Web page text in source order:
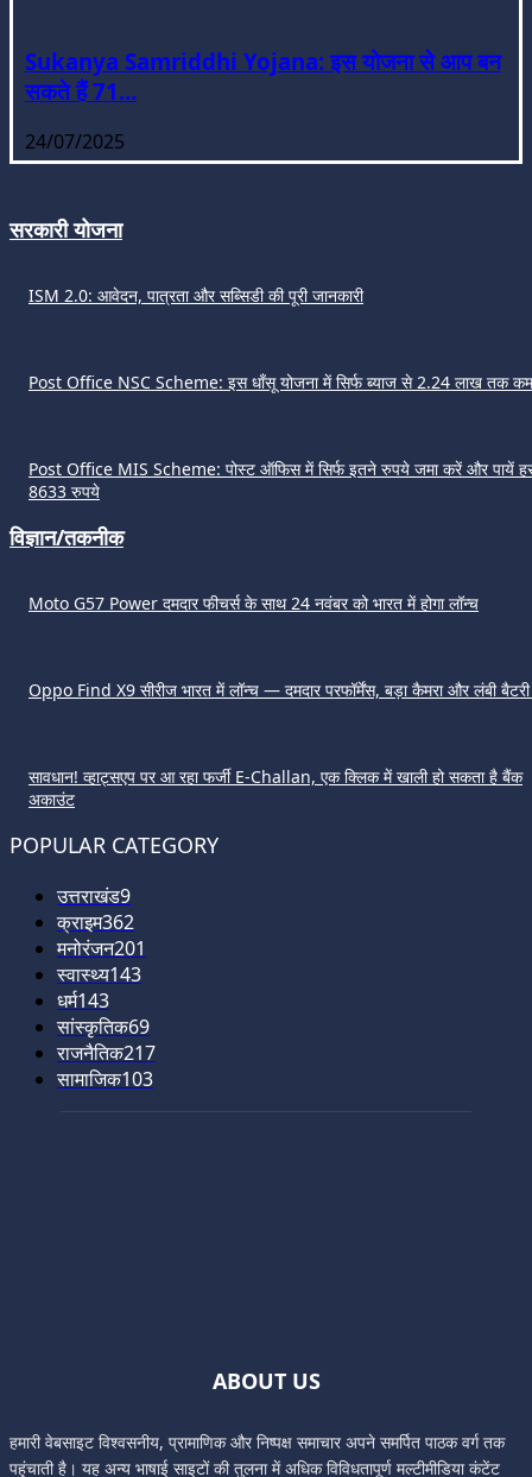
Sukanya Samriddhi Yojana: इस योजना से आप बन
सकते हैं 71...
24/07/2025
सरकारी योजना
ISM 2.0: आवेदन, पात्रता और सब्सिडी की पूरी जानकारी
Post Office NSC Scheme: इस धाँसू योजना में सिर्फ ब्याज से 2.24 लाख तक
Post Office MIS Scheme: पोस्ट ऑफिस में सिर्फ इतने रुपये जमा करें और पायें
8633 रुपये
विज्ञान/तकनीक
Moto G57 Power दमदार फीचर्स के साथ 24 नवंबर को भारत में होगा लॉन्च
Oppo Find X9 सीरीज भारत में लॉन्च — दमदार परफॉर्मेंस, बड़ा कैमरा और लंबी
सावधान! व्हाट्सएप पर आ रहा फर्जी E-Challan, एक क्लिक में खाली हो सकता है बैंक
अकाउंट
POPULAR CATEGORY
उत्तराखंड9
क्राइम362
मनोरंजन201
स्वास्थ्य143
धर्म143
सांस्कृतिक69
राजनैतिक217
सामाजिक103
ABOUT US
हमारी वेबसाइट विश्वसनीय, प्रामाणिक और निष्पक्ष समाचार अपने समर्पित पाठक वर्ग तक
पहुंचाती है। यह अन्य भाषाई साइटों की तुलना में अधिक विविधतापूर्ण मल्टीमीडिया कंटेंट